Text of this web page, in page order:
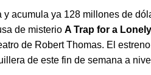
acumula ya 128 millones de
de misterioA Trap for a
de Robert Thomas. El
de este fin de semana a